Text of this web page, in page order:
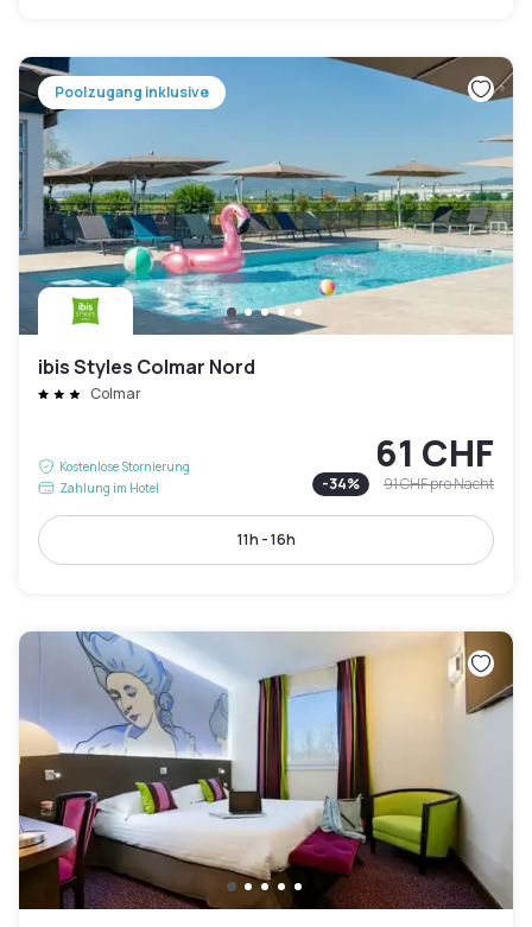
Poolzugang inklusive
ibis Styles Colmar Nord
Colmar
Kostenlose Stornierung
Zahlung im Hotel
61 CHF
-34% 91 CHFpro Nacht
11h - 16h